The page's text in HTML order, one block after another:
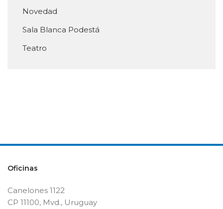
Novedad
Sala Blanca Podestá
Teatro
Oficinas
Canelones 1122
CP 11100, Mvd., Uruguay